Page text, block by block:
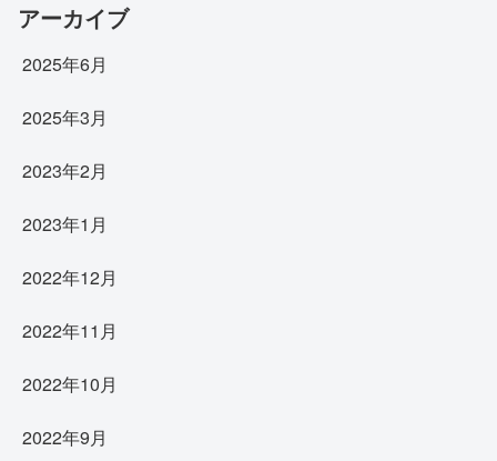
アーカイブ
2025年6月
2025年3月
2023年2月
2023年1月
2022年12月
2022年11月
2022年10月
2022年9月